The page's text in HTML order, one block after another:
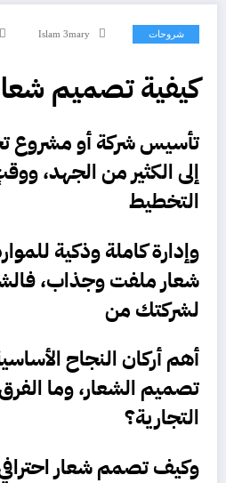
شروحات Islam 3mary
كيفية تصميم
تأسيس شركة أو مشروع
إلى الكثير من الجهد،
التخطيط
وإدارة كاملة وذكية
شعار ملفت وجذاب،
لشركتك من
أهم أركان النجاح
تصميم الشعار، وما
التجارية؟
وكيف تصمم شعار